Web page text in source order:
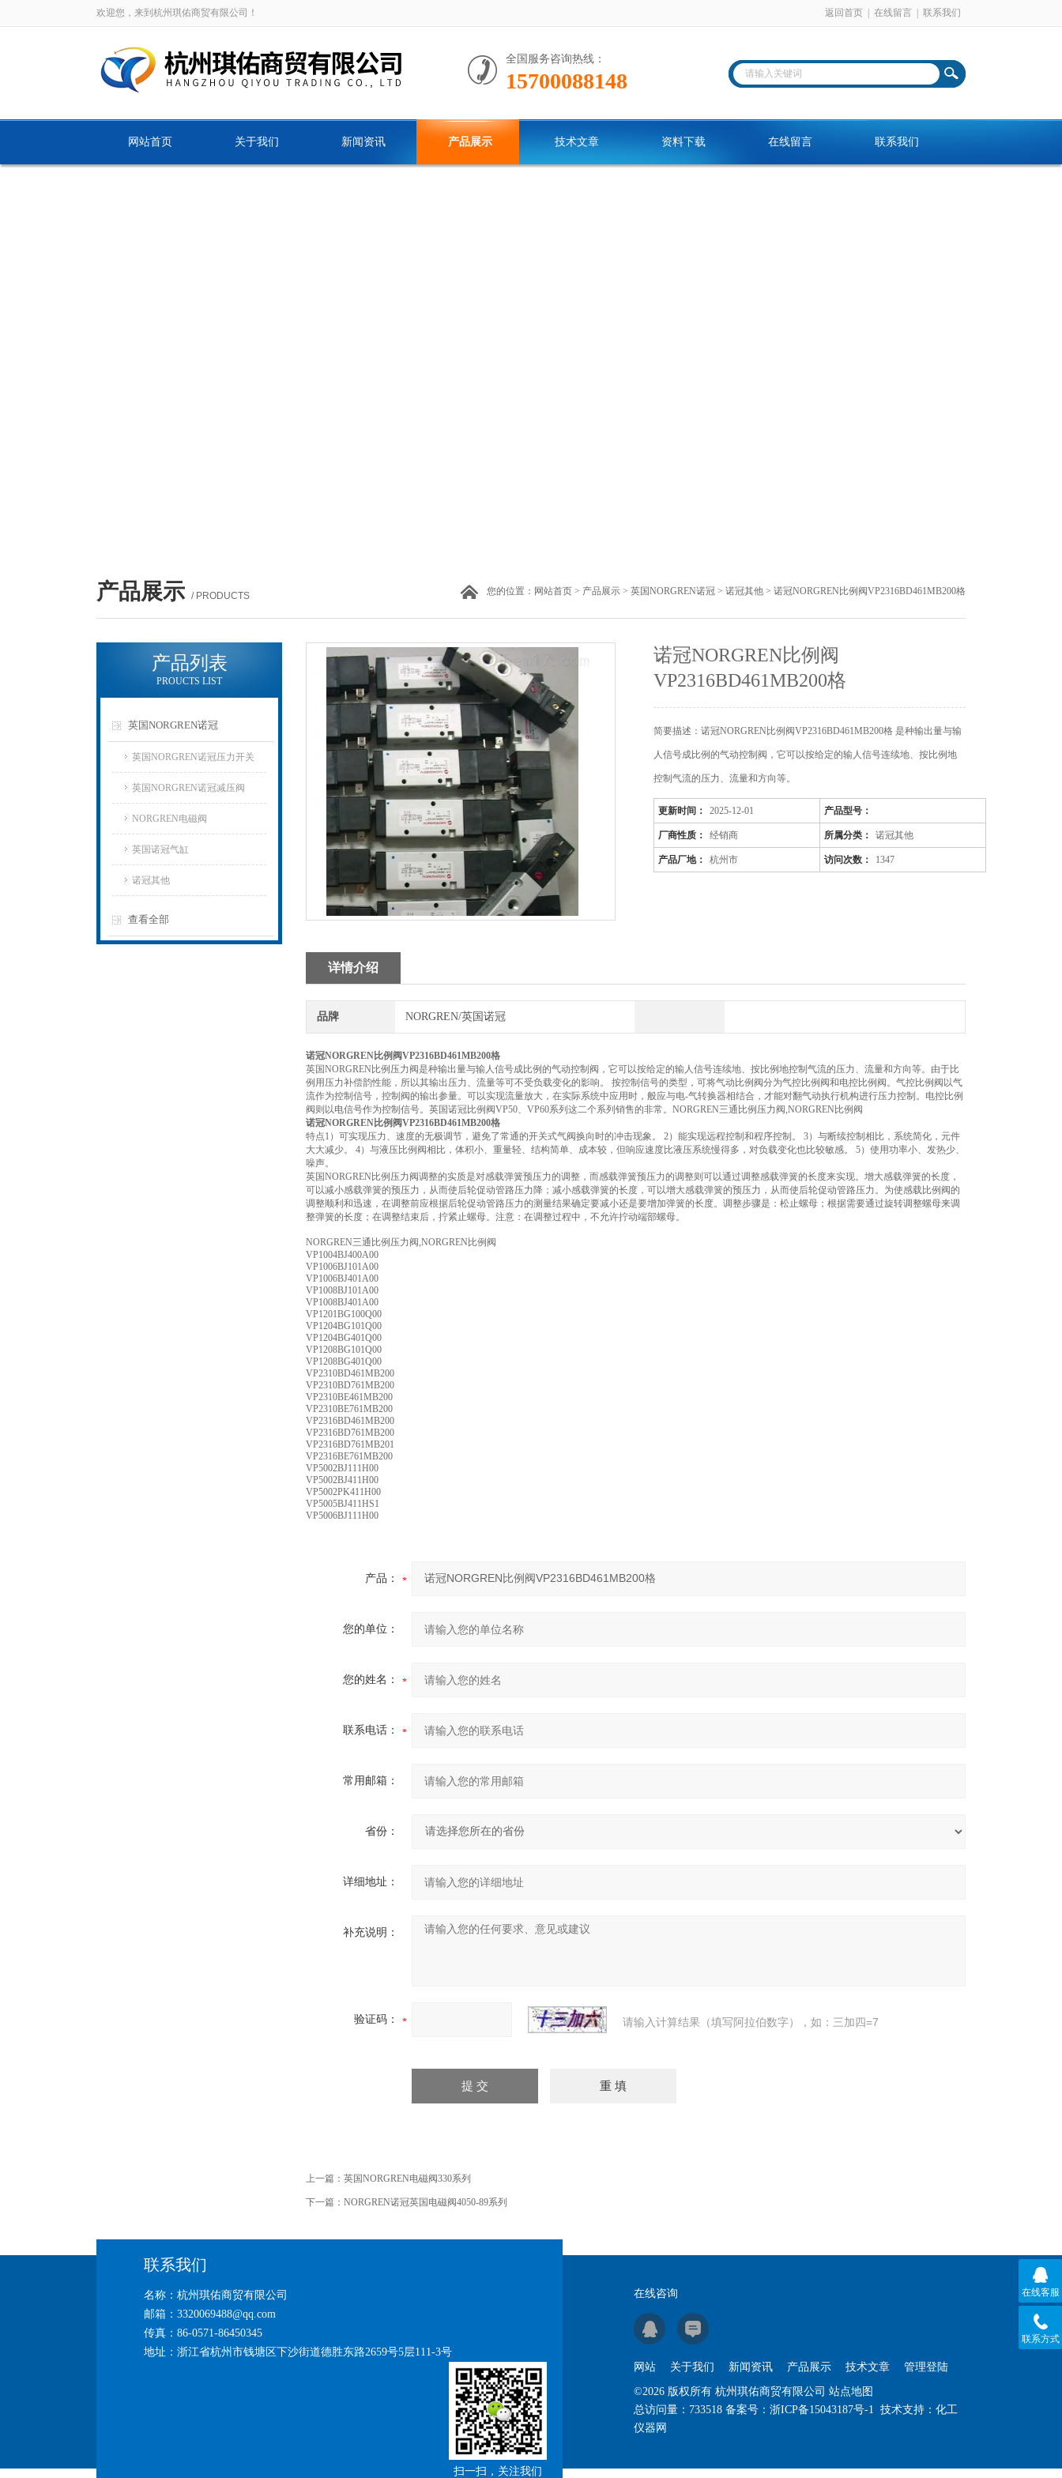
欢迎您，来到杭州琪佑商贸有限公司！ 返回首页 在线留言 联系我们
全国服务咨询热线：
15700088148
网站首页 关于我们 新闻资讯 产品展示 技术文章 资料下载 在线留言 联系我们
产品展示 / PRODUCTS 您的位置： 网站首页 > 产品展示 > 英国NORGREN诺冠 > 诺冠其他 > 诺冠NORGREN比例阀VP2316BD461MB200格
产品列表
PROUCTS LIST
英国NORGREN诺冠
英国NORGREN诺冠压力开关
英国NORGREN诺冠减压阀
NORGREN电磁阀
英国诺冠气缸
诺冠其他
查看全部
诺冠NORGREN比例阀
VP2316BD461MB200格
简要描述：诺冠NORGREN比例阀VP2316BD461MB200格 是种输出量与输
人信号成比例的气动控制阀，它可以按给定的输人信号连续地、按比例地
控制气流的压力、流量和方向等。
更新时间： 2025-12-01 产品型号：
厂商性质： 经销商 所属分类： 诺冠其他
产品厂地： 杭州市 访问次数： 1347
详情介绍
品牌 NORGREN/英国诺冠
诺冠NORGREN比例阀VP2316BD461MB200格
英国NORGREN比例压力阀是种输出量与输人信号成比例的气动控制阀，它可以按给定的输人信号连续地、按比例地控制气流的压力、流量和方向等。由于比
例用压力补偿韵性能，所以其输出压力、流量等可不受负载变化的影响。 按控制信号的类型，可将气动比例阀分为气控比例阀和电控比例阀。气控比例阀以气
流作为控制信号，控制阀的输出参量。可以实现流量放大，在实际系统中应用时，般应与电-气转换器相结合，才能对翻气动执行机构进行压力控制。电控比例
阀则以电信号作为控制信号。英国诺冠比例阀VP50、VP60系列这二个系列销售的非常。NORGREN三通比例压力阀,NORGREN比例阀
诺冠NORGREN比例阀VP2316BD461MB200格
特点1）可实现压力、速度的无极调节，避免了常通的开关式气阀换向时的冲击现象。 2）能实现远程控制和程序控制。 3）与断续控制相比，系统简化，元件
大大减少。 4）与液压比例阀相比，体积小、重量轻、结构简单、成本较，但响应速度比液压系统慢得多，对负载变化也比较敏感。 5）使用功率小、发热少、
噪声。
英国NORGREN比例压力阀调整的实质是对感载弹簧预压力的调整，而感载弹簧预压力的调整则可以通过调整感载弹簧的长度来实现。增大感载弹簧的长度，
可以减小感载弹簧的预压力，从而使后轮促动管路压力降；减小感载弹簧的长度，可以增大感载弹簧的预压力，从而使后轮促动管路压力。为使感载比例阀的
调整顺利和迅速，在调整前应根据后轮促动管路压力的测量结果确定要减小还是要增加弹簧的长度。调整步骤是：松止螺母；根据需要通过旋转调整螺母来调
整弹簧的长度；在调整结束后，拧紧止螺母。注意：在调整过程中，不允许拧动端部螺母。
NORGREN三通比例压力阀,NORGREN比例阀
VP1004BJ400A00
VP1006BJ101A00
VP1006BJ401A00
VP1008BJ101A00
VP1008BJ401A00
VP1201BG100Q00
VP1204BG101Q00
VP1204BG401Q00
VP1208BG101Q00
VP1208BG401Q00
VP2310BD461MB200
VP2310BD761MB200
VP2310BE461MB200
VP2310BE761MB200
VP2316BD461MB200
VP2316BD761MB200
VP2316BD761MB201
VP2316BE761MB200
VP5002BJ111H00
VP5002BJ411H00
VP5002PK411H00
VP5005BJ411HS1
VP5006BJ111H00
产品：
您的单位：
您的姓名：
联系电话：
常用邮箱：
省份：
详细地址：
补充说明：
验证码： 请输入计算结果（填写阿拉伯数字），如：三加四=7
上一篇： 英国NORGREN电磁阀330系列
下一篇： NORGREN诺冠英国电磁阀4050-89系列
联系我们
名称：杭州琪佑商贸有限公司
邮箱：3320069488@qq.com
传真：86-0571-86450345
地址：浙江省杭州市钱塘区下沙街道德胜东路2659号5层111-3号
扫一扫，关注我们
在线咨询
网站 关于我们 新闻资讯 产品展示 技术文章 管理登陆
©2026 版权所有 杭州琪佑商贸有限公司 站点地图
总访问量： 733518 备案号： 浙ICP备15043187号-1 技术支持： 化工
仪器网
在线客服
联系方式